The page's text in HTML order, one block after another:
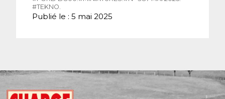
#TEKNO.
Publié le : 5 mai 2025